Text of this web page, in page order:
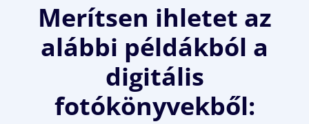
Merítsen ihletet az
alábbi példákból a
digitális
fotókönyvekből: